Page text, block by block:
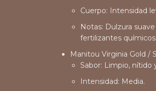
Cuerpo: Intensidad
Notas: Dulzura
fertilizantes químicos.
Manitou Virginia Gold /
Sabor: Limpio, nítido
Intensidad: Media.